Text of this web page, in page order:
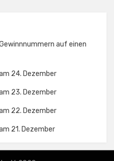
auf einen
24. Dezember
23. Dezember
22. Dezember
21. Dezember